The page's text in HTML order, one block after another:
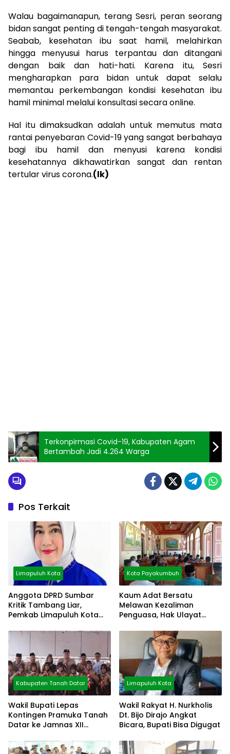
Walau bagaimanapun, terang Sesri, peran seorang
bidan sangat penting di tengah-tengah masyarakat.
Seabab, kesehatan ibu saat hamil, melahirkan
hingga menyusui harus terpantau dan ditangani
dengan baik dan hati-hati. Karena itu, Sesri
mengharapkan para bidan untuk dapat selalu
memantau perkembangan kondisi kesehatan ibu
hamil minimal melalui konsultasi secara online.
Hal itu dimaksudkan adalah untuk memutus mata
rantai penyebaran Covid-19 yang sangat berbahaya
bagi ibu hamil dan menyusi karena kondisi
kesehatannya dikhawatirkan sangat dan rentan
tertular virus corona.(lk)
Terkonpirmasi Covid-19, Kabupaten Agam
Bertambah Jadi 4.264 Warga
Pos Terkait
Limapuluh Kota
Anggota DPRD Sumbar
Kritik Tambang Liar,
Pemkab Limapuluh Kota
Kota Payakumbuh
Kaum Adat Bersatu
Melawan Kezaliman
Penguasa, Hak Ulayat
Kabupaten Tanah Datar
Wakil Bupati Lepas
Kontingen Pramuka Tanah
Datar ke Jamnas XII
Limapuluh Kota
Wakil Rakyat H. Nurkholis
Dt. Bijo Dirajo Angkat
Bicara, Bupati Bisa Digugat